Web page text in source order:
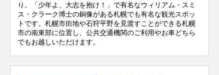
り、「少年よ、大志を抱け！」で有名なウィリアム・スミ
ス・クラーク博士の銅像がある札幌でも有名な観光スポッ
トです。札幌市街地や石狩平野を見渡すことができる札幌
市の南東部に位置し、公共交通機関のご利用やお車どちら
でもお越しいただけます。